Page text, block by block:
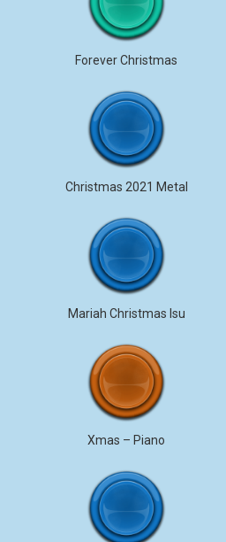
Forever Christmas
Christmas 2021 Metal
Mariah Christmas Isu
Xmas – Piano